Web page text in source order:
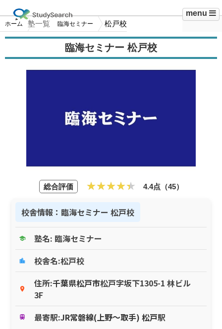
menu
ホーム 塾一覧 臨海セミナー 松戸校
臨海セミナー 松戸校
総合評価 4.4点（45）
校舎情報：臨海セミナー 松戸校
school 塾名: 臨海セミナー
location_city 校舎名:松戸校
place 住所:千葉県松戸市松戸字坂下1305-1 林ビル
3F
train 最寄駅:JR常磐線(上野～取手) 松戸駅